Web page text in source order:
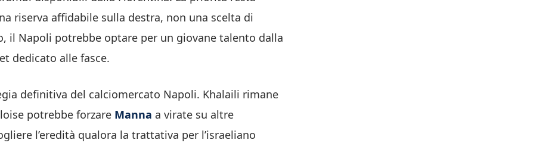
riserva affidabile sulla destra, non una scelta di
il Napoli potrebbe optare per un giovane talento dalla
dedicato alle fasce.
definitiva del calciomercato Napoli. Khalaili rimane
potrebbe forzare Manna a virate su altre
l’eredità qualora la trattativa per l’israeliano